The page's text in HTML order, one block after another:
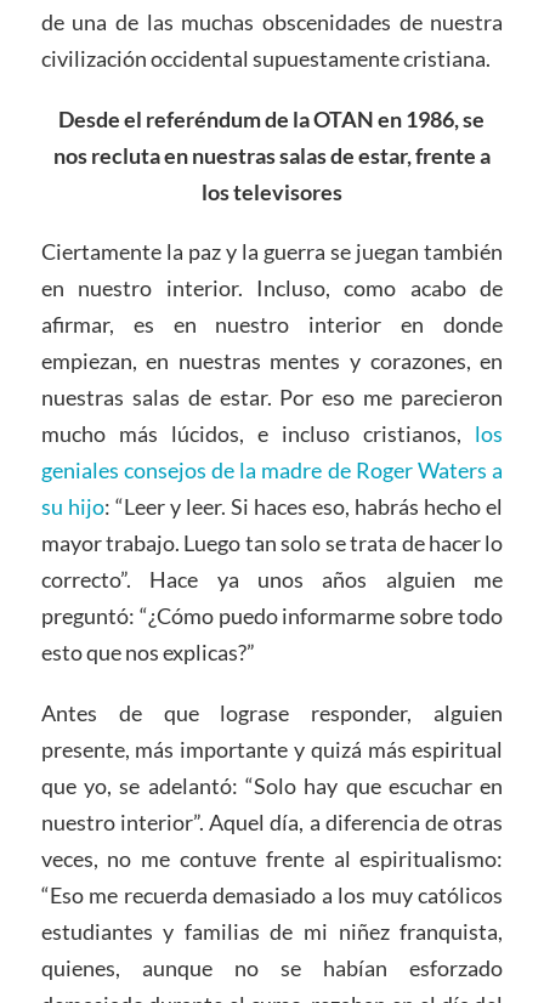
de una de las muchas obscenidades de nuestra
civilización occidental supuestamente cristiana.
Desde el referéndum de la OTAN en 1986, se
nos recluta en nuestras salas de estar, frente a
los televisores
Ciertamente la paz y la guerra se juegan también
en nuestro interior. Incluso, como acabo de
afirmar, es en nuestro interior en donde
empiezan, en nuestras mentes y corazones, en
nuestras salas de estar. Por eso me parecieron
mucho más lúcidos, e incluso cristianos, los
geniales consejos de la madre de Roger Waters a
su hijo: “Leer y leer. Si haces eso, habrás hecho el
mayor trabajo. Luego tan solo se trata de hacer lo
correcto”. Hace ya unos años alguien me
preguntó: “¿Cómo puedo informarme sobre todo
esto que nos explicas?”
Antes de que lograse responder, alguien
presente, más importante y quizá más espiritual
que yo, se adelantó: “Solo hay que escuchar en
nuestro interior”. Aquel día, a diferencia de otras
veces, no me contuve frente al espiritualismo:
“Eso me recuerda demasiado a los muy católicos
estudiantes y familias de mi niñez franquista,
quienes, aunque no se habían esforzado